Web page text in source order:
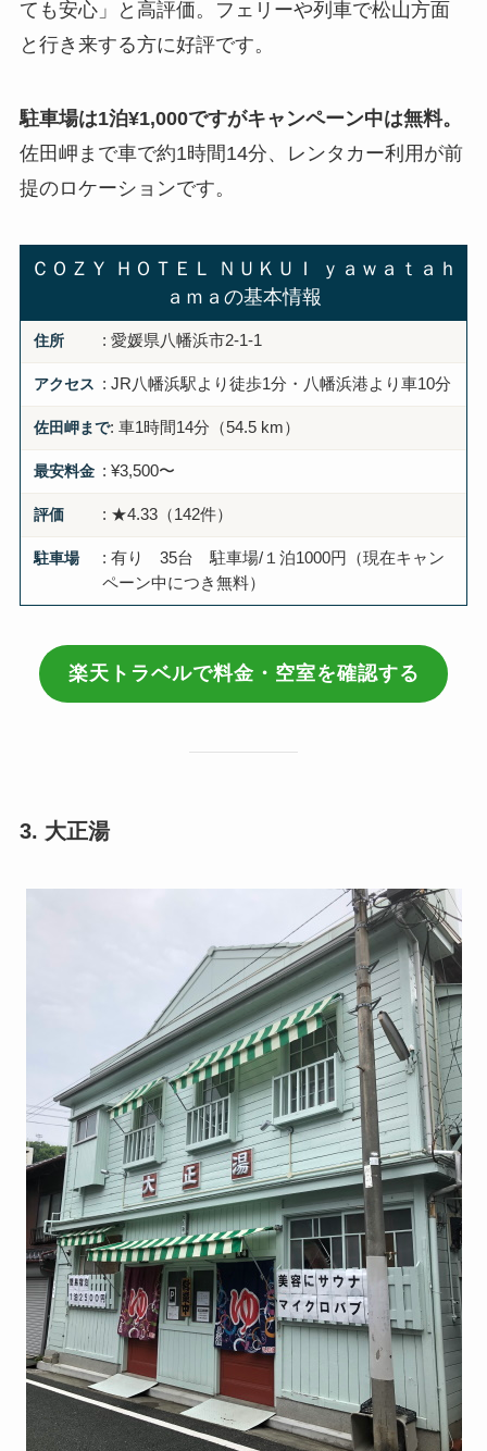
ても安心」と高評価。フェリーや列車で松山方面
と行き来する方に好評です。
駐車場は1泊¥1,000ですがキャンペーン中は無料。
佐田岬まで車で約1時間14分、レンタカー利用が前
提のロケーションです。
ＣＯＺＹ ＨＯＴＥＬ ＮＵＫＵＩ ｙａｗａｔａｈ
ａｍａの基本情報
住所 : 愛媛県八幡浜市2-1-1
アクセス : JR八幡浜駅より徒歩1分・八幡浜港より車10分
佐田岬まで: 車1時間14分（54.5 km）
最安料金 : ¥3,500〜
評価 : ★4.33（142件）
駐車場
: 有り 35台 駐車場/１泊1000円（現在キャン
ペーン中につき無料）
楽天トラベルで料金・空室を確認する
3. 大正湯